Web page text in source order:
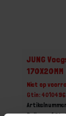
JUNG
170X20MM
Niet op
Gtin: